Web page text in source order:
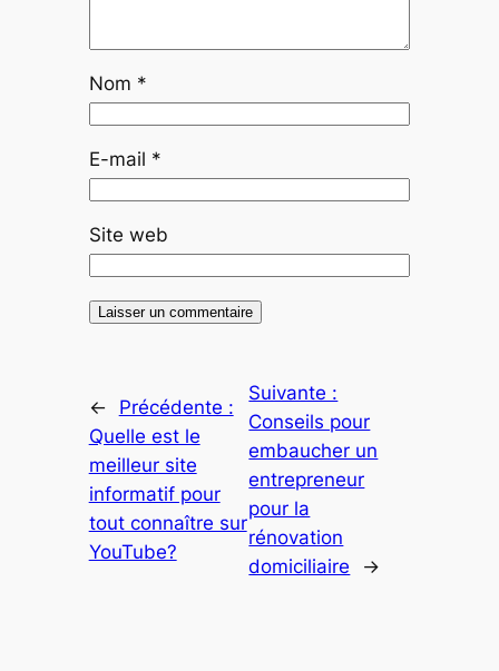
Nom *
E-mail *
Site web
←
Précédente :
Quelle est le
meilleur site
informatif pour
tout connaître sur
YouTube?
Suivante :
Conseils pour
embaucher un
entrepreneur
pour la
rénovation
domiciliaire
→